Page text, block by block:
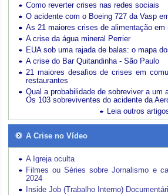
Como reverter crises nas redes sociais
O acidente com o Boeing 727 da Vasp
As 21 maiores crises de alimentação
A crise da água mineral Perrier
EUA sob uma rajada de balas: o mapa
A crise do Bar Quitandinha - São Paulo
21 maiores desafios de crises em
restaurantes
Qual a probabilidade de sobreviver a um
Os 103 sobreviventes do acidente da
Leia outros
A Crise no Vídeo
A Igreja oculta
Filmes ou Séries sobre Jornalismo e
2024
Inside Job (Trabalho Interno)